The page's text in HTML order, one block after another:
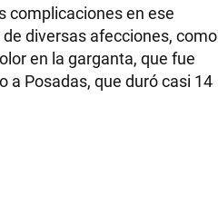
complicaciones en ese
diversas afecciones, como
en la garganta, que fue
a Posadas, que duró casi 14